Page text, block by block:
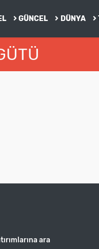
GÜNCEL DÜNYA
ara